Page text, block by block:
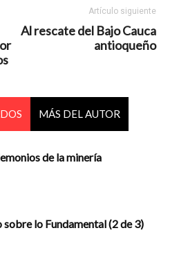
Artículo siguiente
Al rescate del Bajo Cauca
antioqueño
MÁS DEL AUTOR
de la minería
sobre lo Fundamental (2 de 3)